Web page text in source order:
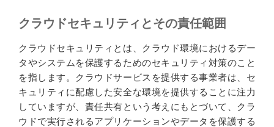
クラウドセキュリティとその責任範囲
クラウドセキュリティとは、クラウド環境におけるデー
タやシステムを保護するためのセキュリティ対策のこと
を指します。クラウドサービスを提供する事業者は、セ
キュリティに配慮した安全な環境を提供することに注力
していますが、責任共有という考えにもとづいて、クラ
ウドで実行されるアプリケーションやデータを保護する